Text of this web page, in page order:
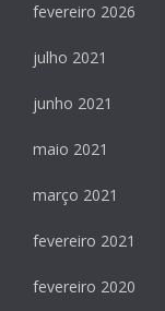
fevereiro 2026
julho 2021
junho 2021
maio 2021
março 2021
fevereiro 2021
fevereiro 2020